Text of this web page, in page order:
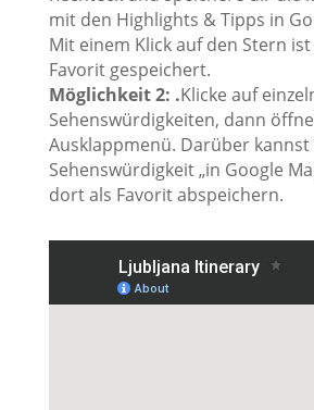
mit den Highlights & Tipps in
Mit einem Klick auf den Stern
Favorit gespeichert.
Möglichkeit 2: .Klicke auf
Sehenswürdigkeiten, dann
Ausklappmenü. Darüber kannst
Sehenswürdigkeit „in Google
dort als Favorit abspeichern.